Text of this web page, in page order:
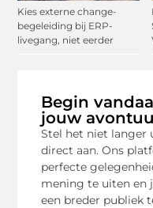
Kies externe change-
begeleiding bij ERP-
livegang, niet eerder
Begin
jouw
Stel het niet langer
direct aan. Ons
perfecte
mening te uiten en
een breder publiek